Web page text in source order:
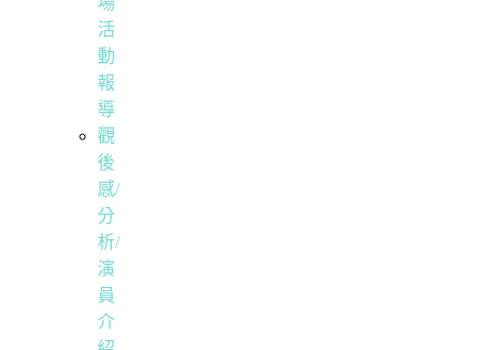
活
動
報
導
觀
後
感/
分
析/
演
員
介